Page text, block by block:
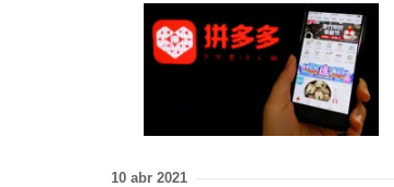
10 abr 2021